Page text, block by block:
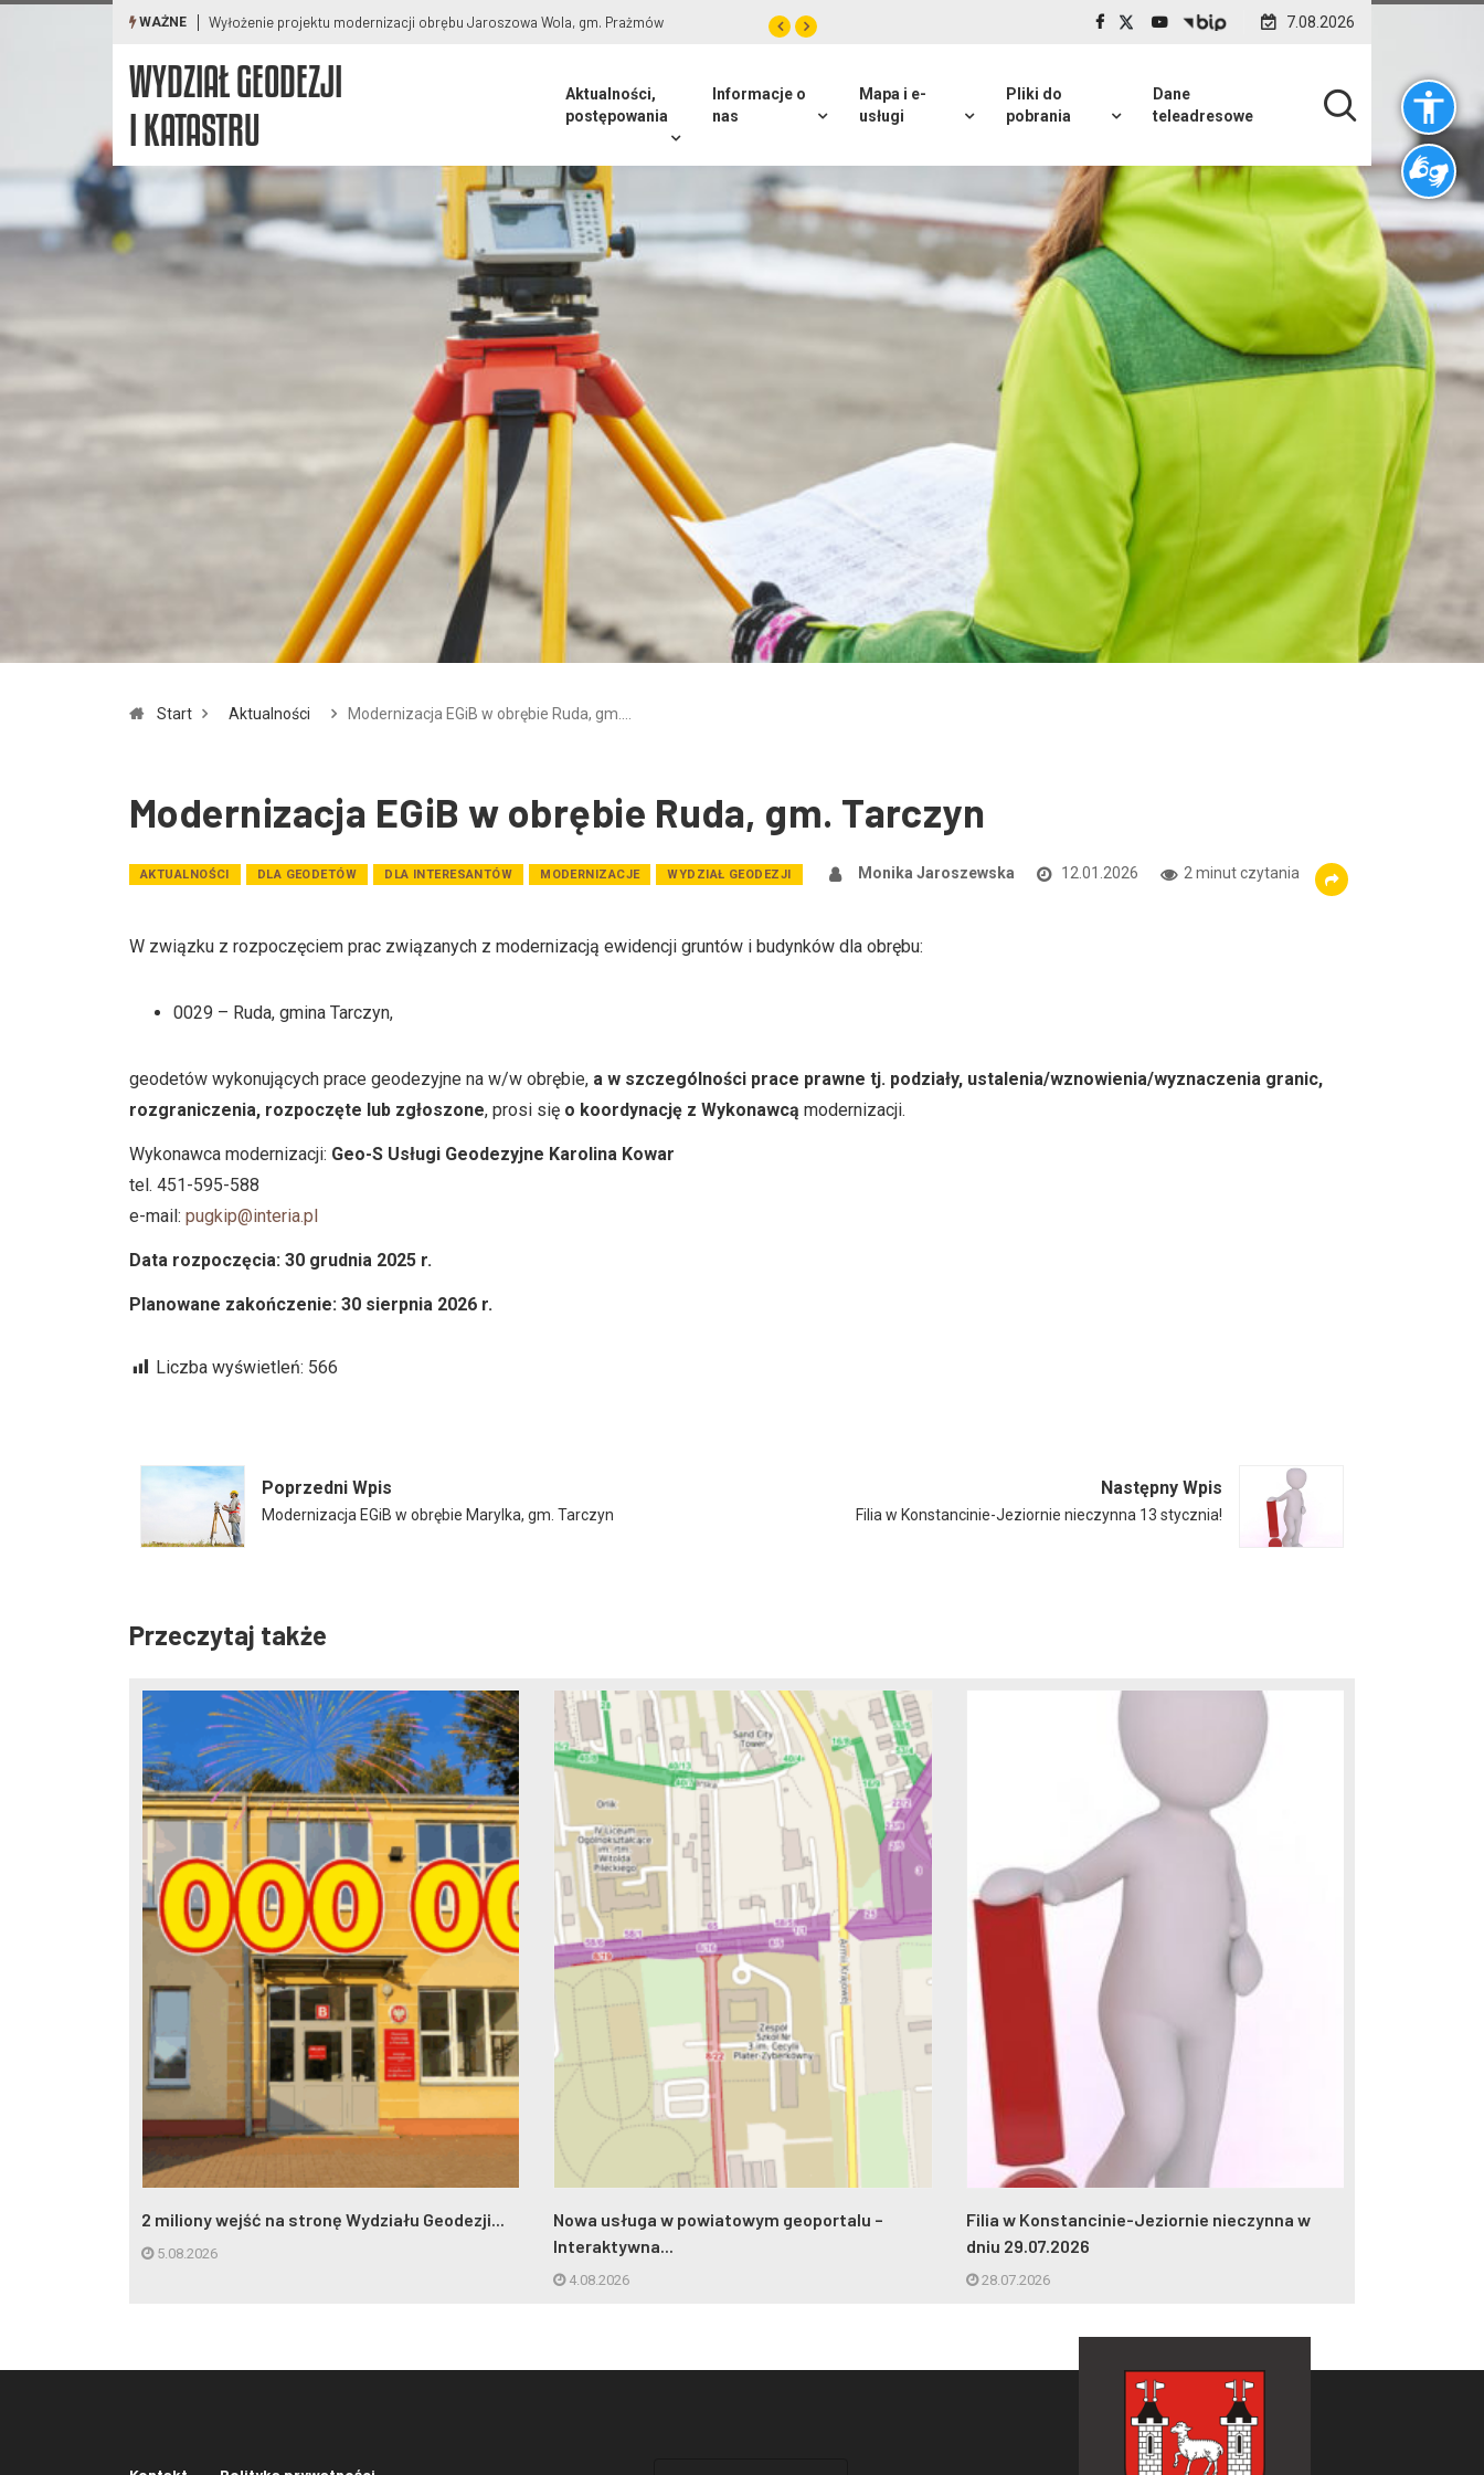
WAŻNEWyłożenie projektu modernizacji obrębu Jaroszowa Wola, gm. Prażmów Wyłożenie projektu modernizacji obrębu Podolszyn, gm. Lesznowola 7.08.2026
WYDZIAŁ GEODEZJI
I KATASTRU
Aktualności,
postępowania
Informacje o
nas
Mapa i e-
usługi
Pliki do
pobrania
Dane
teleadresowe
Start Aktualności Modernizacja EGiB w obrębie Ruda, gm.…
Modernizacja EGiB w obrębie Ruda, gm. Tarczyn
AKTUALNOŚCI DLA GEODETÓW DLA INTERESANTÓW MODERNIZACJE WYDZIAŁ GEODEZJI Monika Jaroszewska 12.01.2026 2 minut czytania
W związku z rozpoczęciem prac związanych z modernizacją ewidencji gruntów i budynków dla obrębu:
0029 – Ruda, gmina Tarczyn,
geodetów wykonujących prace geodezyjne na w/w obrębie, a w szczególności prace prawne tj. podziały, ustalenia/wznowienia/wyznaczenia granic,
rozgraniczenia, rozpoczęte lub zgłoszone, prosi się o koordynację z Wykonawcą modernizacji.
Wykonawca modernizacji: Geo-S Usługi Geodezyjne Karolina Kowar
tel. 451-595-588
e-mail: pugkip@interia.pl
Data rozpoczęcia: 30 grudnia 2025 r.
Planowane zakończenie: 30 sierpnia 2026 r.
Liczba wyświetleń: 566
Poprzedni Wpis
Modernizacja EGiB w obrębie Marylka, gm. Tarczyn
Następny Wpis
Filia w Konstancinie-Jeziornie nieczynna 13 stycznia!
Przeczytaj także
2 miliony wejść na stronę Wydziału Geodezji...
5.08.2026
Nowa usługa w powiatowym geoportalu –
Interaktywna...
4.08.2026
Filia w Konstancinie-Jeziornie nieczynna w
dniu 29.07.2026
28.07.2026